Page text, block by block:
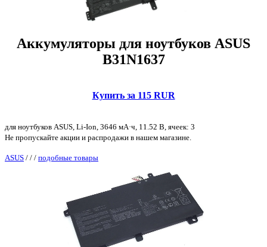
Аккумуляторы для ноутбуков ASUS
B31N1637
Купить за 115 RUR
для ноутбуков ASUS, Li-Ion, 3646 мА·ч, 11.52 В, ячеек: 3
Не пропускайте акции и распродажи в нашем магазине.
ASUS / / / подобные товары